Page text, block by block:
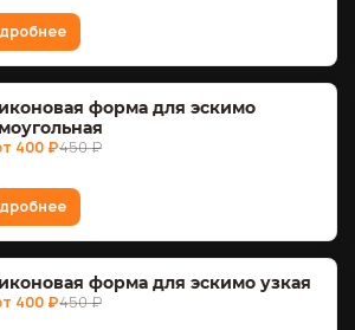
форма для эскимо
400 ₽450 ₽
форма для эскимо узкая
400 ₽450 ₽